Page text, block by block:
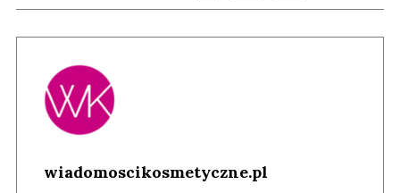
wiadomoscikosmetyczne.pl